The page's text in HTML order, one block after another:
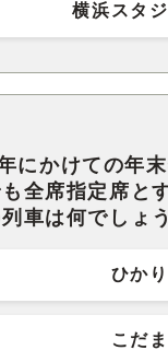
横浜スタ
にかけての年
全席指定席と
車は何でしょ
ひかり
こだま